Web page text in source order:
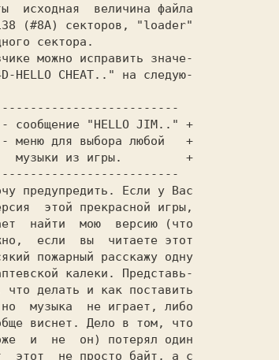
исходная  величина файла
(#8A) секторов, "loader"
сектора.
HELLO CHEAT.." на следую-
"HELLO JIM.." +
меню для выбора любой   +
из игры.         +
этой прекрасной игры,
найти  мою  версию (что
если  вы  читаете этот
пожарный расскажу одну
калеки. Представь-
делать и как поставить
музыка  не играет, либо
виснет. Дело в том, что
и  не  он) потерял один
этот  не просто байт, а с